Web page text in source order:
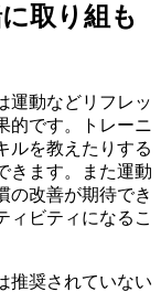
取り組も
運動などリフレッ
的です。トレーニ
ルを教えたりする
きます。また運動
の改善が期待でき
ィビティになるこ
推奨されていない